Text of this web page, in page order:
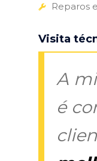
Reparos
Visita
A
é